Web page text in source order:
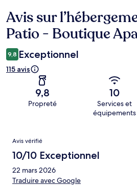
Avis
Avis sur
Patio - Boutique
9,8 Exceptionnel
115 avis
9,8
Propreté
10
Services et
équipements
Avis
Avis vérifié
10/10 Exceptionnel
22 mars 2026
Traduire avec Google